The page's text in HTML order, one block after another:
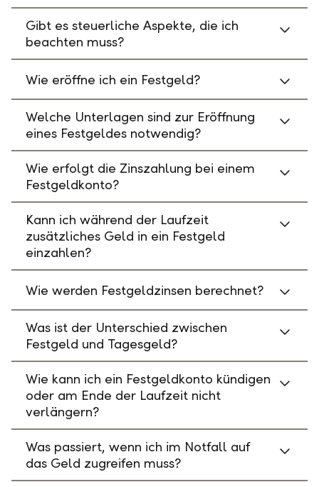
Gibt es steuerliche Aspekte, die ich
beachten muss?
Wie eröffne ich ein Festgeld?
Welche Unterlagen sind zur Eröffnung
eines Festgeldes notwendig?
Wie erfolgt die Zinszahlung bei einem
Festgeldkonto?
Kann ich während der Laufzeit
zusätzliches Geld in ein Festgeld
einzahlen?
Wie werden Festgeldzinsen berechnet?
Was ist der Unterschied zwischen
Festgeld und Tagesgeld?
Wie kann ich ein Festgeldkonto kündigen
oder am Ende der Laufzeit nicht
verlängern?
Was passiert, wenn ich im Notfall auf
das Geld zugreifen muss?